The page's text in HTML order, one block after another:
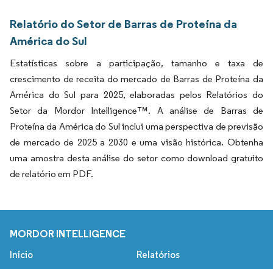
Relatório do Setor de Barras de Proteína da
América do Sul
Estatísticas sobre a participação, tamanho e taxa de
crescimento de receita do mercado de Barras de Proteína da
América do Sul para 2025, elaboradas pelos Relatórios do
Setor da Mordor Intelligence™. A análise de Barras de
Proteína da América do Sul inclui uma perspectiva de previsão
de mercado de 2025 a 2030 e uma visão histórica. Obtenha
uma amostra desta análise do setor como download gratuito
de relatório em PDF.
MORDOR INTELLIGENCE
Início Relatórios